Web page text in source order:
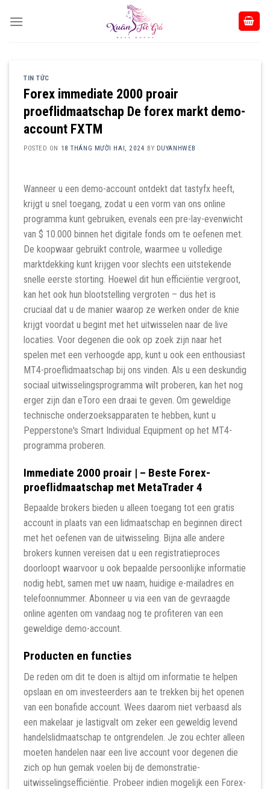
TIN TỨC
Forex immediate 2000 proair
proeflidmaatschap De forex markt demo-
account FXTM
POSTED ON 18 THÁNG MƯỜI HAI, 2024 BY DUYANHWEB
Wanneer u een demo-account ontdekt dat tastyfx heeft,
krijgt u snel toegang, zodat u een vorm van ons online
programma kunt gebruiken, evenals een pre-lay-evenwicht
van $ 10.000 binnen het digitale fonds om te oefenen met.
De koopwaar gebruikt controle, waarmee u volledige
marktdekking kunt krijgen voor slechts een uitstekende
snelle eerste storting. Hoewel dit hun efficiëntie vergroot,
kan het ook hun blootstelling vergroten – dus het is
cruciaal dat u de manier waarop ze werken onder de knie
krijgt voordat u begint met het uitwisselen naar de live
locaties. Voor degenen die ook op zoek zijn naar het
spelen met een verhoogde app, kunt u ook een enthousiast
MT4-proeflidmaatschap bij ons vinden. Als u een deskundig
sociaal uitwisselingsprogramma wilt proberen, kan het nog
erger zijn dan eToro een draai te geven. Om geweldige
technische onderzoeksapparaten te hebben, kunt u
Pepperstone's Smart Individual Equipment op het MT4-
programma proberen.
Immediate 2000 proair | – Beste Forex-
proeflidmaatschap met MetaTrader 4
Bepaalde brokers bieden u alleen toegang tot een gratis
account in plaats van een lidmaatschap en beginnen direct
met het oefenen van de uitwisseling. Bijna alle andere
brokers kunnen vereisen dat u een registratieproces
doorloopt waarvoor u ook bepaalde persoonlijke informatie
nodig hebt, samen met uw naam, huidige e-mailadres en
telefoonnummer. Abonneer u via een van de gevraagde
online agenten om vandaag nog te profiteren van een
geweldige demo-account.
Producten en functies
De reden om dit te doen is altijd om informatie te helpen
opslaan en om investeerders aan te trekken bij het openen
van een bonafide account. Wees daarom niet verbaasd als
een makelaar je lastigvalt om zeker een geweldig levend
handelslidmaatschap te ontgrendelen. Je zou echter alleen
moeten handelen naar een live account voor degenen die
zich op hun gemak voelen bij de demonstratie-
uitwisselingsefficiëntie. Probeer indien mogelijk een Forex-